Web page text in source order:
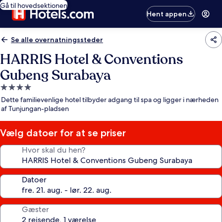
Gå til hovedsektionen
Hent appen
Se alle overnatningssteder
HARRIS Hotel & Conventions
Gubeng Surabaya
4.0-
stjernet
overnatningssted
Dette familievenlige hotel tilbyder adgang til spa og ligger i nærheden
af Tunjungan-pladsen
Vælg datoer for at se priser
Hvor skal du hen?
Datoer
Gæster